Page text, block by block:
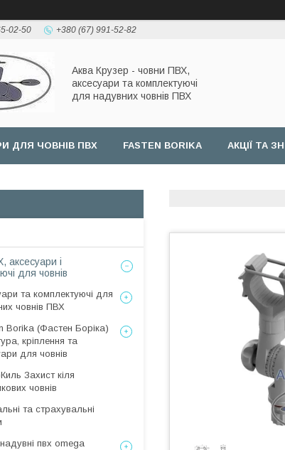
02-50 +380 (67) 991-52-82
Аква Крузер - човни ПВХ,
аксесуари та комплектуючі
для надувних човнів ПВХ
ДЛЯ ЧОВНІВ ПВХ FASTEN BORIKA АКЦІЇ ТА
аксесуари і
для човнів
та комплектуючі для
човнів ПВХ
Borika (Фастен Боріка)
кріплення та
для човнів
Захист кіля
човнів
та страхувальні
пвх omega